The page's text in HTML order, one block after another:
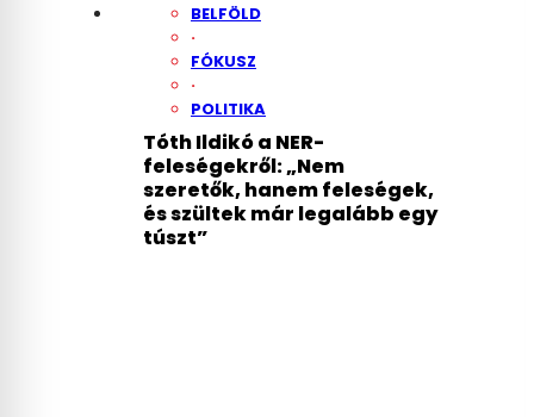
BELFÖLD
·
FÓKUSZ
·
POLITIKA
Tóth Ildikó a NER-
feleségekről: „Nem
szeretők, hanem feleségek,
és szültek már legalább egy
túszt”